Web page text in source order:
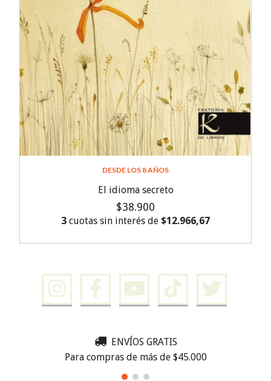
DESDE LOS 8 AÑOS
El idioma secreto
$38.900
3 cuotas sin interés de $12.966,67
ENVÍOS GRATIS
Para compras de más de $45.000